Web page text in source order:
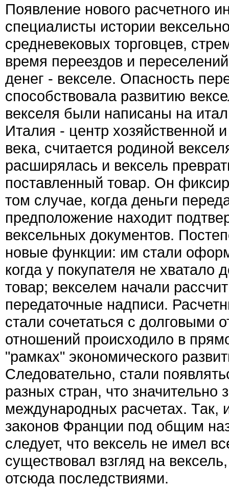
Появление нового расчетного
специалисты истории
средневековых торговцев,
время переездов и
денег - векселе. Опасность
способствовала развитию
векселя были написаны на
Италия - центр хозяйственной
века, считается родиной
расширялась и вексель
поставленный товар. Он
том случае, когда деньги
предположение находит
вексельных документов.
новые функции: им стали
когда у покупателя не хватало
товар; векселем начали
передаточные надписи.
стали сочетаться с долговыми
отношений происходило в
"рамках" экономического
Следовательно, стали
разных стран, что значительно
международных расчетах. Так,
законов Франции под общим
следует, что вексель не имел
существовал взгляд на
отсюда последствиями.